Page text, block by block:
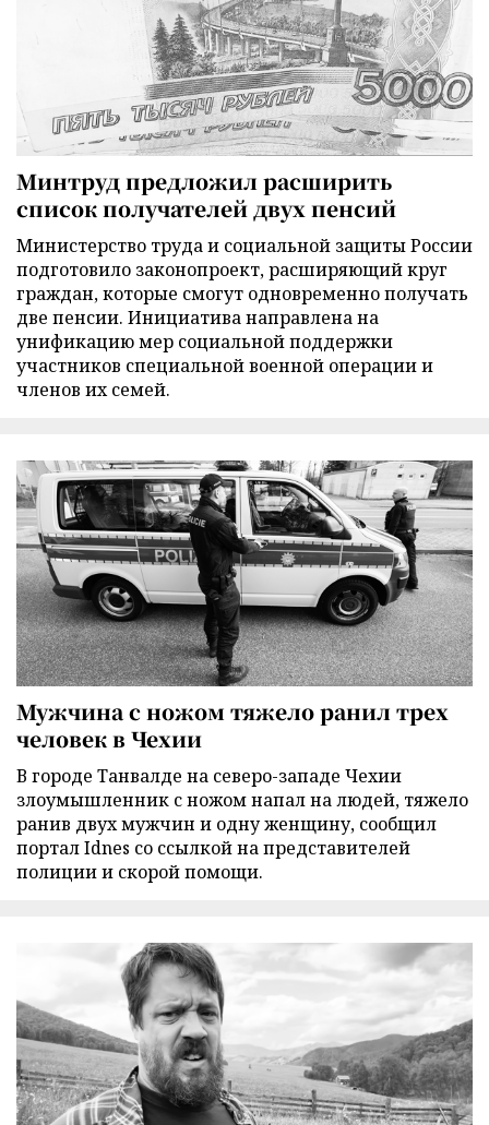
Минтруд предложил расширить
список получателей двух пенсий
Министерство труда и социальной защиты России
подготовило законопроект, расширяющий круг
граждан, которые смогут одновременно получать
две пенсии. Инициатива направлена на
унификацию мер социальной поддержки
участников специальной военной операции и
членов их семей.
Мужчина с ножом тяжело ранил трех
человек в Чехии
В городе Танвалде на северо-западе Чехии
злоумышленник с ножом напал на людей, тяжело
ранив двух мужчин и одну женщину, сообщил
портал Idnes со ссылкой на представителей
полиции и скорой помощи.